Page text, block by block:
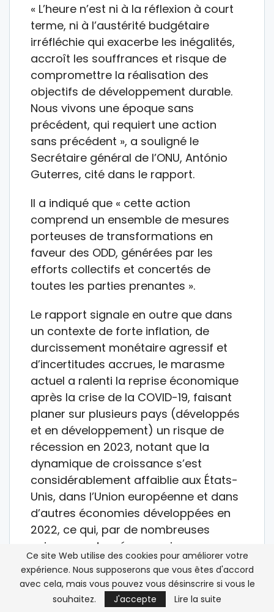
« L’heure n’est ni à la réflexion à court
terme, ni à l’austérité budgétaire
irréfléchie qui exacerbe les inégalités,
accroît les souffrances et risque de
compromettre la réalisation des
objectifs de développement durable.
Nous vivons une époque sans
précédent, qui requiert une action
sans précédent », a souligné le
Secrétaire général de l’ONU, António
Guterres, cité dans le rapport.
Il a indiqué que « cette action
comprend un ensemble de mesures
porteuses de transformations en
faveur des ODD, générées par les
efforts collectifs et concertés de
toutes les parties prenantes ».
Le rapport signale en outre que dans
un contexte de forte inflation, de
durcissement monétaire agressif et
d’incertitudes accrues, le marasme
actuel a ralenti la reprise économique
après la crise de la COVID-19, faisant
planer sur plusieurs pays (développés
et en développement) un risque de
récession en 2023, notant que la
dynamique de croissance s’est
considérablement affaiblie aux États-
Unis, dans l’Union européenne et dans
d’autres économies développées en
2022, ce qui, par de nombreuses
voies, a eu des répercussions
négatives sur le reste de l’économie
mondiale.
Le durcissement des conditions
Ce site Web utilise des cookies pour améliorer votre
expérience. Nous supposerons que vous êtes d'accord
avec cela, mais vous pouvez vous désinscrire si vous le
souhaitez.
J'accepte Lire la suite